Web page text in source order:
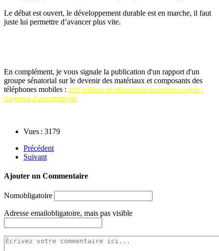
Le débat est ouvert, le développement durable est en marche, il faut
juste lui permettre d’avancer plus vite.
En complément, je vous signale la publication d'un rapport d'un
groupe sénatorial sur le devenir des matériaux et composants des
téléphones mobiles : 100 millions de téléphones portables usagés :
l'urgence d'une stratégie
Vues : 3179
Précédent
Suivant
Ajouter un Commentaire
Nomobligatoire
Adresse emailobligatoire, mais pas visible